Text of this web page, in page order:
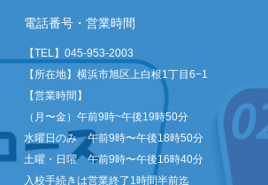
電話番号・営業時間
【TEL】045-953-2003
【所在地】横浜市旭区上白根1丁目6−1
【営業時間】
（月〜金）午前9時~午後19時50分
水曜日のみ 午前9時〜午後18時50分
土曜・日曜 午前9時〜午後16時40分
入校手続きは営業終了1時間半前迄